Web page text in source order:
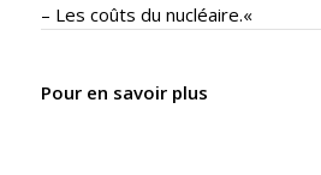
– Les coûts du nucléaire.«
Pour en savoir plus